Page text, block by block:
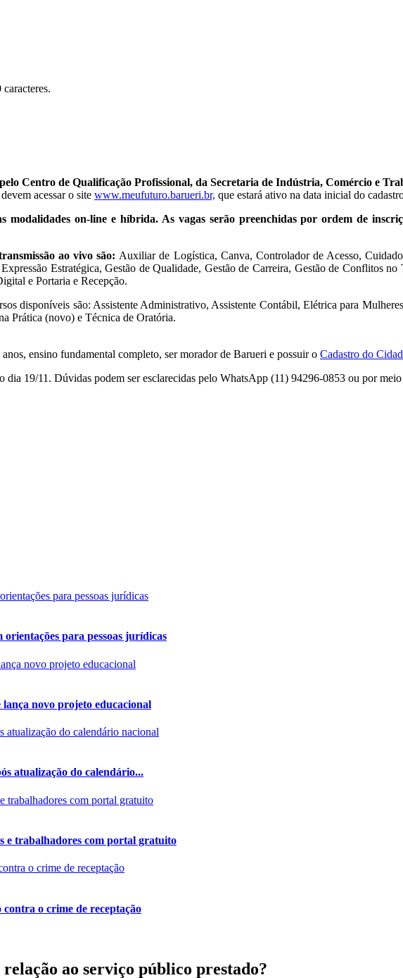
Centro de Qualificação Profissional, da Secretaria de Indústria, Comércio e
acessar o site www.meufuturo.barueri.br, que estará ativo na data inicial do
modalidades on-line e híbrida. As vagas serão preenchidas por ordem de
ao vivo são: Auxiliar de Logística, Canva, Controlador de Acesso,
Estratégica, Gestão de Qualidade, Gestão de Carreira, Gestão de Conflitos
e Portaria e Recepção.
disponíveis são: Assistente Administrativo, Assistente Contábil, Elétrica para
Prática (novo) e Técnica de Oratória.
ensino fundamental completo, ser morador de Barueri e possuir o Cadastro do
dia 19/11. Dúvidas podem ser esclarecidas pelo WhatsApp (11) 94296-0853 ou por
para pessoas jurídicas
novo projeto educacional
atualização do calendário...
e trabalhadores com portal gratuito
o crime de receptação
ao serviço público prestado?